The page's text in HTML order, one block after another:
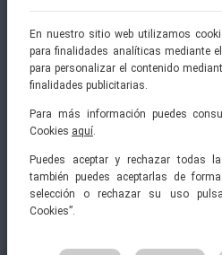
Pintor Ribera, 3
28016 Madrid
91 519 70
91 519 70
En nuestro sitio web utilizamos
para finalidades analíticas mediante
para personalizar el contenido
finalidades publicitarias.
Para más información puedes
Cookies aquí.
Puedes aceptar y rechazar todas
también puedes aceptarlas de
selección o rechazar su uso
Cookies”.